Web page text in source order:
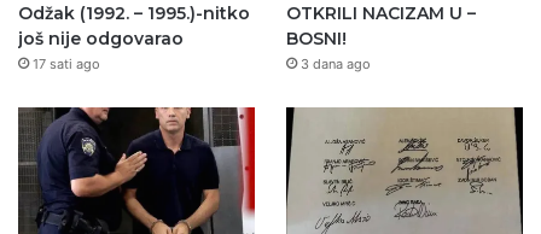
Odžak (1992. – 1995.)-nitko
još nije odgovarao
17 sati ago
OTKRILI NACIZAM U –
BOSNI!
3 dana ago